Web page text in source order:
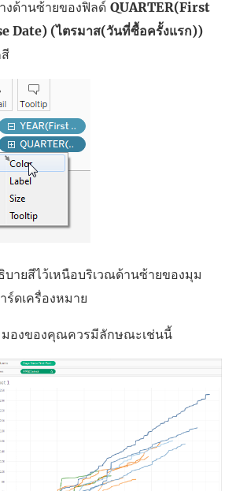
งด้านซ้ายของฟิลด์ QUARTER(First
Date) (ไตรมาส(วันที่ซื้อครั้งแรก))
บายสีไว้เหนือบริเวณด้านซ้ายของมุม
ร์ดเครื่องหมาย
องของคุณควรมีลักษณะเช่นนี้